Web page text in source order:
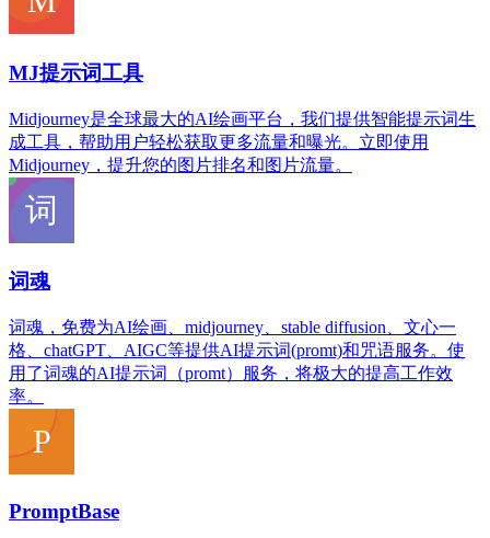
MJ提示词工具
Midjourney是全球最大的AI绘画平台，我们提供智能提示词生
成工具，帮助用户轻松获取更多流量和曝光。立即使用
Midjourney，提升您的图片排名和图片流量。
词魂
词魂，免费为AI绘画、midjourney、stable diffusion、文心一
格、chatGPT、AIGC等提供AI提示词(promt)和咒语服务。使
用了词魂的AI提示词（promt）服务，将极大的提高工作效
率。
PromptBase